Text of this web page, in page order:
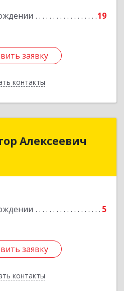
19
заявку
контакты
заявку
Назад
Алексеевич
5
заявку
контакты
заявку
Назад